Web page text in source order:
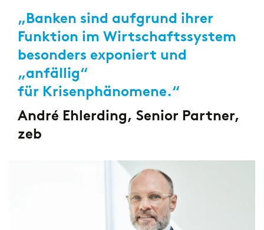
„Banken sind aufgrund ihrer
Funktion im Wirtschaftssystem
besonders exponiert und
„anfällig“
für Krisenphänomene.“
André Ehlerding, Senior Partner,
zeb